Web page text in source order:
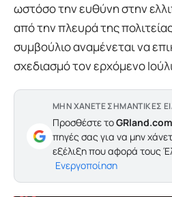
ωστόσο την ευθύνη στην
από την πλευρά της
συμβούλιο αναμένεται να
σχεδιασμό τον ερχόμενο
ΜΗΝ ΧΑΝΕΤΕ ΣΗΜΑΝΤΙΚΕΣ
Προσθέστε τοGRland.com
πηγές σας για να μην
εξέλιξη που αφορά τους
Ενεργοποίηση